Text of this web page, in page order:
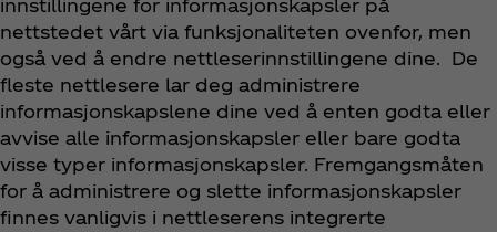
innstillingene for informasjonskapsler på
nettstedet vårt via funksjonaliteten ovenfor, men
også ved å endre nettleserinnstillingene dine. De
fleste nettlesere lar deg administrere
informasjonskapslene dine ved å enten godta eller
avvise alle informasjonskapsler eller bare godta
visse typer informasjonskapsler. Fremgangsmåten
for å administrere og slette informasjonskapsler
finnes vanligvis i nettleserens integrerte